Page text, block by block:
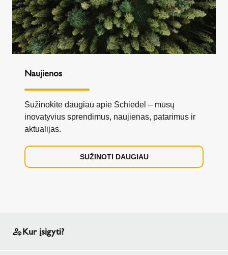
Naujienos
Sužinokite daugiau apie Schiedel – mūsų
inovatyvius sprendimus, naujienas, patarimus ir
aktualijas.
SUŽINOTI DAUGIAU
Kur įsigyti?